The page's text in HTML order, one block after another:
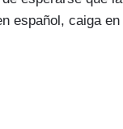
español, caiga en